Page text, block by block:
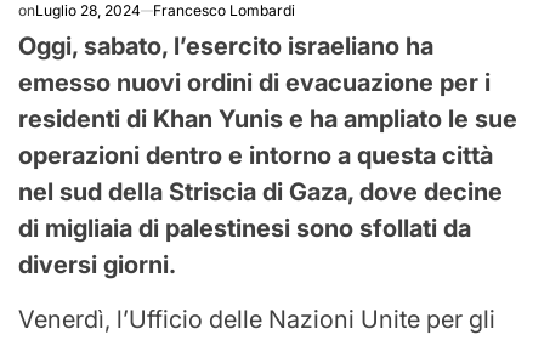
onLuglio 28, 2024 Francesco Lombardi
Oggi, sabato, l’esercito israeliano ha
emesso nuovi ordini di evacuazione per i
residenti di Khan Yunis e ha ampliato le sue
operazioni dentro e intorno a questa città
nel sud della Striscia di Gaza, dove decine
di migliaia di palestinesi sono sfollati da
diversi giorni.
Venerdì, l’Ufficio delle Nazioni Unite per gli